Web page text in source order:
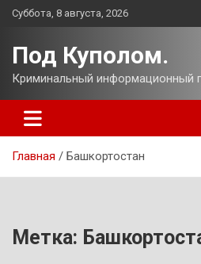
Перейти
Суббота, 8 августа, 2026
Под Куполом.
Криминальный информационный
Главная Башкортостан
Метка: